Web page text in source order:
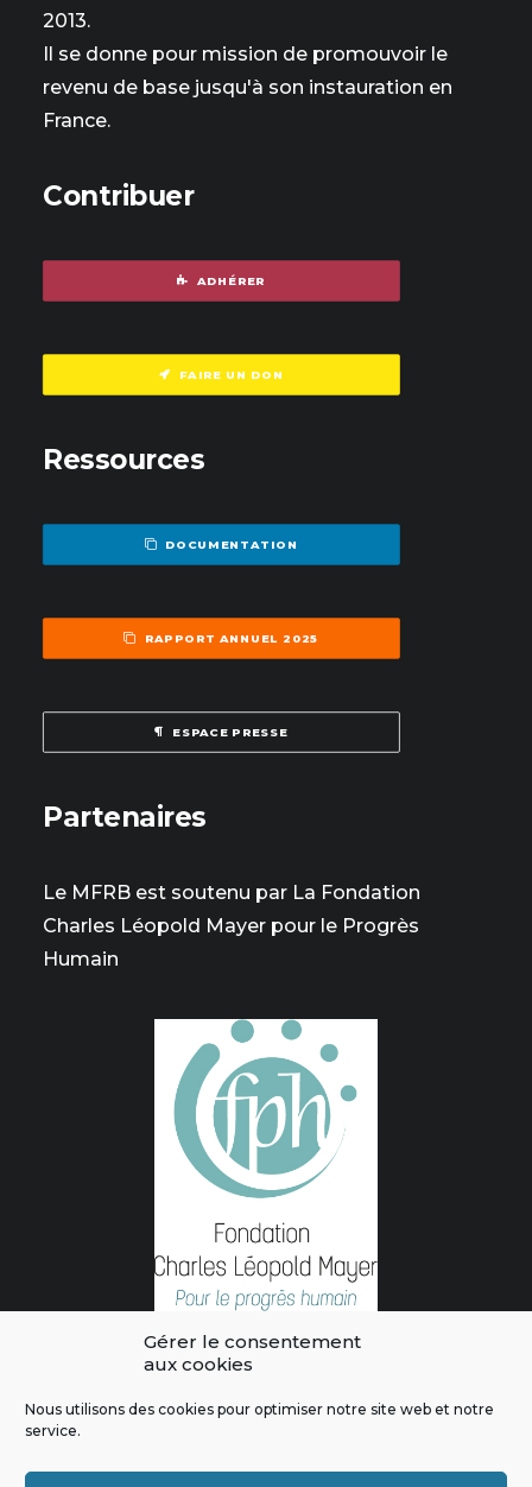
Gérer le consentement
aux cookies
Nous utilisons des cookies pour optimiser notre site web et notre
service.
2013.
Il se donne pour mission de promouvoir le
revenu de base jusqu'à son instauration en
France.
Contribuer
ADHÉRER
FAIRE UN DON
Ressources
DOCUMENTATION
RAPPORT ANNUEL 2025
ESPACE PRESSE
Partenaires
Le MFRB est soutenu par La Fondation
Charles Léopold Mayer pour le Progrès
Humain
L'intégralité des contenus de ce site sont publiés sous licence